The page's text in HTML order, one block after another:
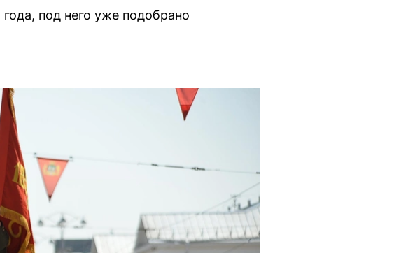
под него уже подобрано